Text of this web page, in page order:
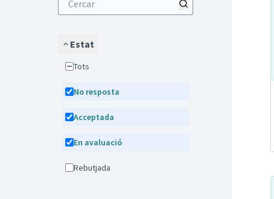
Estat
Tots
No resposta
Acceptada
En avaluació
Rebutjada